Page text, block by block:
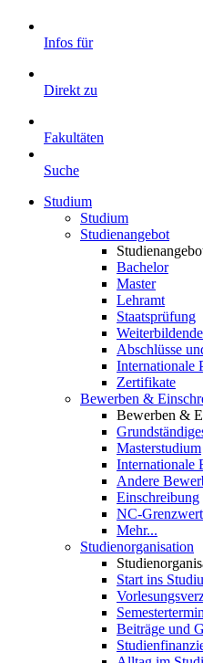
Infos für
Direkt zu
Fakultäten
Suche
Studium
Studium
Studienangebot
Bachelor
Master
Lehramt
Staatsprüfung
Abschlüsse
Internationale
Zertifikate
Bewerben &
Bewerben &
Masterstudium
Internationale
Andere
Einschreibung
NC-
Mehr...
Studienorganisation
Start ins
Beiträge und